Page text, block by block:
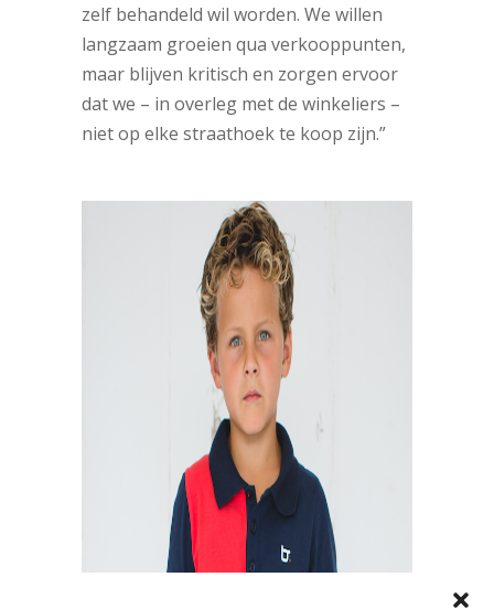
zelf behandeld wil worden. We willen
langzaam groeien qua verkooppunten,
maar blijven kritisch en zorgen ervoor
dat we – in overleg met de winkeliers –
niet op elke straathoek te koop zijn.”